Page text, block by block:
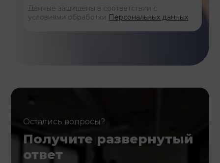
Данные защищены в соответствии с
условиями обработки Персональных данных
Остались вопросы?
Получите развернутый
ответ